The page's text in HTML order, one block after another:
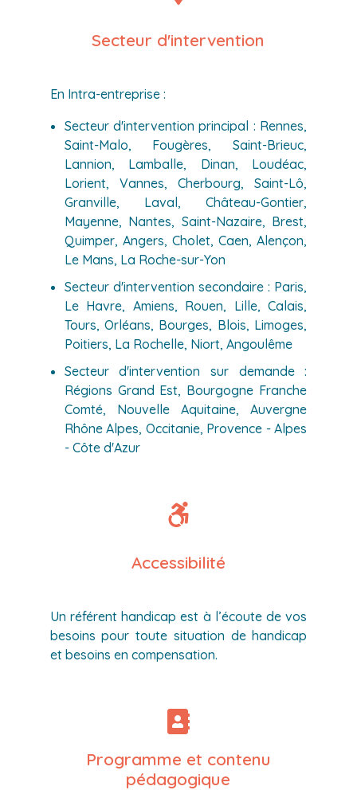
Secteur d'intervention
En Intra-entreprise :
Secteur d'intervention principal : Rennes,
Saint-Malo, Fougères, Saint-Brieuc,
Lannion, Lamballe, Dinan, Loudéac,
Lorient, Vannes, Cherbourg, Saint-Lô,
Granville, Laval, Château-Gontier,
Mayenne, Nantes, Saint-Nazaire, Brest,
Quimper, Angers, Cholet, Caen, Alençon,
Le Mans, La Roche-sur-Yon
Secteur d'intervention secondaire : Paris,
Le Havre, Amiens, Rouen, Lille, Calais,
Tours, Orléans, Bourges, Blois, Limoges,
Poitiers, La Rochelle, Niort, Angoulême
Secteur d'intervention sur demande :
Régions Grand Est, Bourgogne Franche
Comté, Nouvelle Aquitaine, Auvergne
Rhône Alpes, Occitanie, Provence - Alpes
- Côte d'Azur
Accessibilité
Un référent handicap est à l’écoute de vos
besoins pour toute situation de handicap
et besoins en compensation.
Programme et contenu
pédagogique